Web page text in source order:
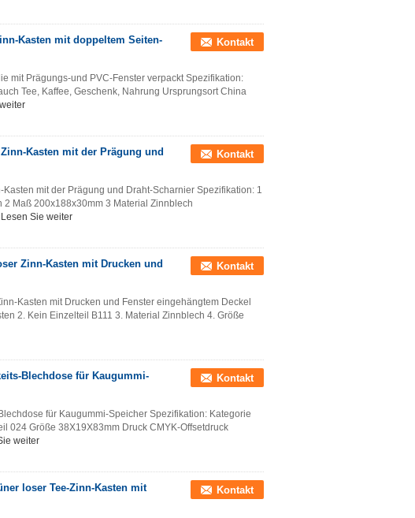
Kasten mit doppeltem Seiten-
Kontakt
mit Prägungs-und PVC-Fenster verpackt Spezifikation:
Tee, Kaffee, Geschenk, Nahrung Ursprungsort China
Kasten mit der Prägung und
Kontakt
mit der Prägung und Draht-Scharnier Spezifikation: 1
Maß 200x188x30mm 3 Material Zinnblech
Lesen Sie weiter
Zinn-Kasten mit Drucken und
Kontakt
Kasten mit Drucken und Fenster eingehängtem Deckel
2. Kein Einzelteil B111 3. Material Zinnblech 4. Größe
Blechdose für Kaugummi-
Kontakt
für Kaugummi-Speicher Spezifikation: Kategorie
024 Größe 38X19X83mm Druck CMYK-Offsetdruck
weiter
loser Tee-Zinn-Kasten mit
Kontakt